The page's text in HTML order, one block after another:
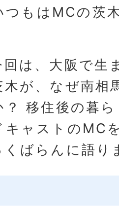
つもはMCの茨
は、大阪で生
が、なぜ南相
？ 移住後の暮
キャストのMC
ばらんに語り